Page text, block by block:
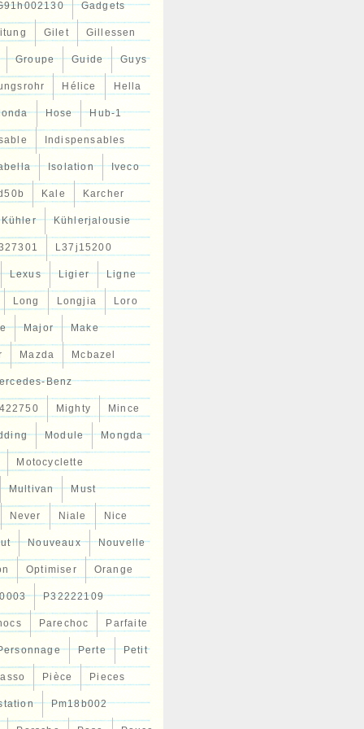
Gadgets
Gilet Gillessen
Groupe Guide Guys
Hélice Hella
Hose Hub-1
Indispensables
Isolation Iveco
Kale Karcher
Kühler Kühlerjalousie
L37j15200
Lexus Ligier Ligne
Long Longjia Loro
Major Make
Mazda Mcbazel
Benz
Mighty Mince
Module Mongda
Motocyclette
Multivan Must
Never Niale Nice
Nouveaux Nouvelle
Optimiser Orange
P32222109
Parechoc Parfaite
Perte Petit
Pièce Pieces
Pm18b002